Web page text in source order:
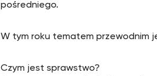
pośredniego.
W tym roku tematem przewodnim
Czym jest sprawstwo?